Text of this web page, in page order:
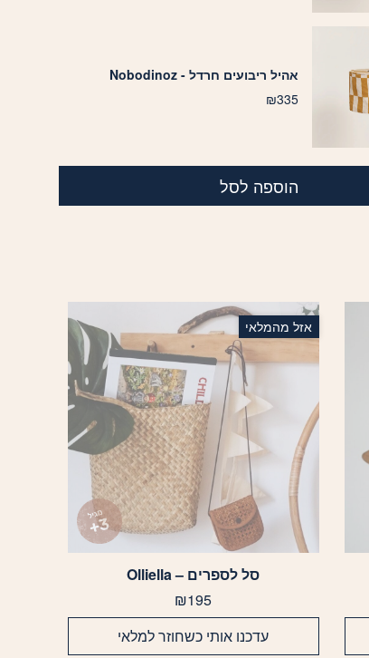
אהיל ריבועים חרדל - Nobodinoz
₪335
הוספה לסל
אזל מהמלאי
סל לספרים – Olliella
₪195
עדכנו אותי כשחוזר למלאי